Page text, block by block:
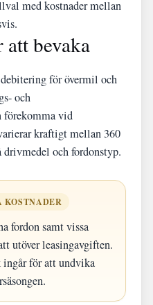
med kostnader mellan
bevaka
för övermil och
och
förekomma vid
kraftigt mellan 360
drivmedel och fordonstyp.
KOSTNADER
fordon samt vissa
utöver leasingavgiften.
för att undvika